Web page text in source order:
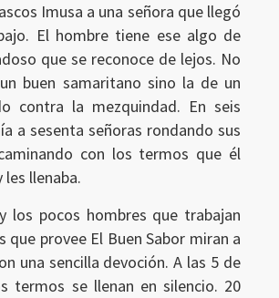
Imusa a una señora que llegó
El hombre tiene ese algo de
que se reconoce de lejos. No
buen samaritano sino la de un
contra la mezquindad. En seis
a sesenta señoras rondando sus
con los termos que él
les llenaba.
los pocos hombres que trabajan
que provee El Buen Sabor miran a
una sencilla devoción. A las 5 de
termos se llenan en silencio. 20